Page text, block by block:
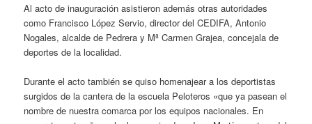
Al acto de inauguración asistieron además otras autoridades
como Francisco López Servio, director del CEDIFA, Antonio
Nogales, alcalde de Pedrera y Mª Carmen Grajea, concejala de
deportes de la localidad.
Durante el acto también se quiso homenajear a los deportistas
surgidos de la cantera de la escuela Peloteros «que ya pasean el
nombre de nuestra comarca por los equipos nacionales. En